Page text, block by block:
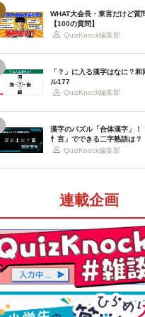
WHAT大会長・東言だけど質
【100の質問】
QuizKnock編集部
「？」に入る漢字はなに？和
ル177
QuizKnock編集部
漢字のパズル「合体漢字」！
忄言」でできる二字熟語は？
QuizKnock編集部
連載企画